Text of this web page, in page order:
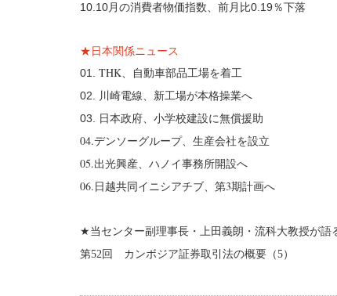
10.10月の消費者物価指数、前月比0.19％下落
★日本関係ニュース
01. THK、自動車部品工場を着工
02. 川崎電線、新工場が本格操業へ
03.
日本政府、小学校建設に無償援助
04.デンソーグループ、生産会社を設立
05.出光興産、ハノイ事務所開設へ
06.日越共同イニシアチブ、第3期計画へ
★ 当センター副理事長・上田義朗・流科大教授が語
第52回 カンボジア証券取引法の概要（5）